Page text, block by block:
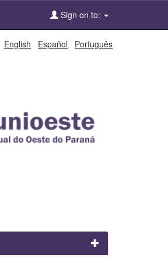
Sign on to:
English Español Português